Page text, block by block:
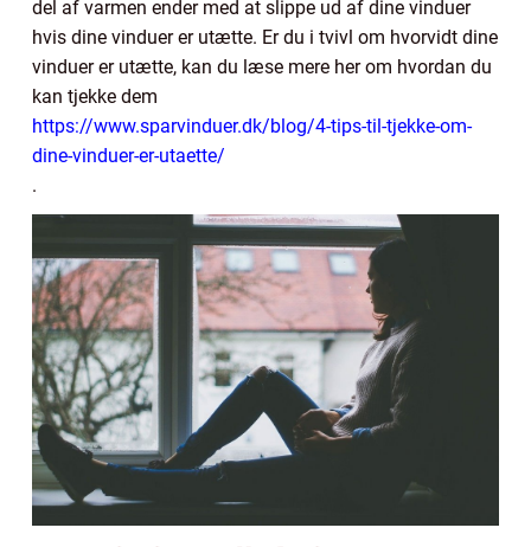
del af varmen ender med at slippe ud af dine vinduer
hvis dine vinduer er utætte. Er du i tvivl om hvorvidt dine
vinduer er utætte, kan du læse mere her om hvordan du
kan tjekke dem
https://www.sparvinduer.dk/blog/4-tips-til-tjekke-om-
dine-vinduer-er-utaette/
.